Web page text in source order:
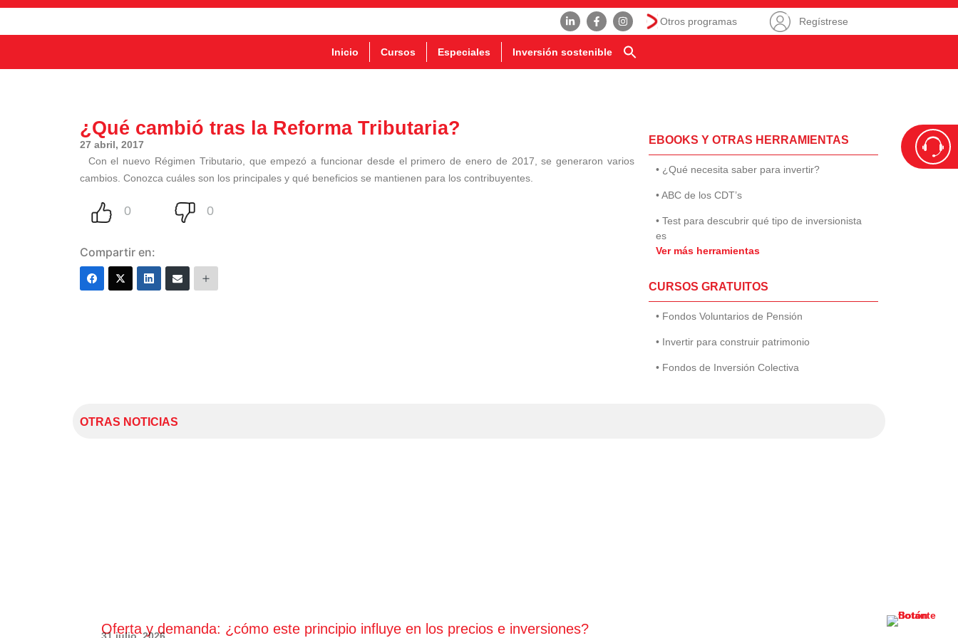
Otros programas Regístrese
Inicio Cursos Especiales Inversión sostenible
¿Qué cambió tras la Reforma Tributaria?
27 abril, 2017
Con el nuevo Régimen Tributario, que empezó a funcionar desde el primero de enero de 2017, se generaron varios
cambios. Conozca cuáles son los principales y qué beneficios se mantienen para los contribuyentes.
Compartir en:
EBOOKS Y OTRAS HERRAMIENTAS
• ¿Qué necesita saber para invertir?
• ABC de los CDT’s
• Test para descubrir qué tipo de inversionista
es
Ver más herramientas
CURSOS GRATUITOS
• Fondos Voluntarios de Pensión
• Invertir para construir patrimonio
• Fondos de Inversión Colectiva
OTRAS NOTICIAS
Oferta y demanda: ¿cómo este principio influye en los precios e inversiones? ¿Qué es la